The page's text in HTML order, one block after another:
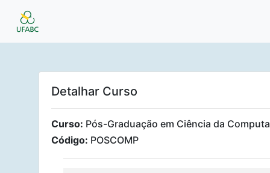
Detalhar Curso
Curso: Pós-Graduação em Ciência da
Código: POSCOMP